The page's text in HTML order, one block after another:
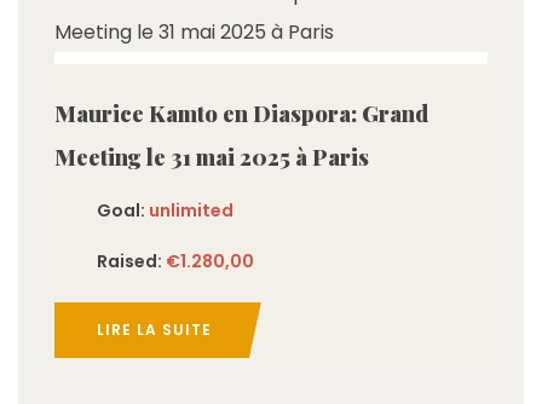
Maurice Kamto en Diaspora: Grand
Meeting le 31 mai 2025 à Paris
Goal: unlimited
Raised: €1.280,00
LIRE LA SUITE